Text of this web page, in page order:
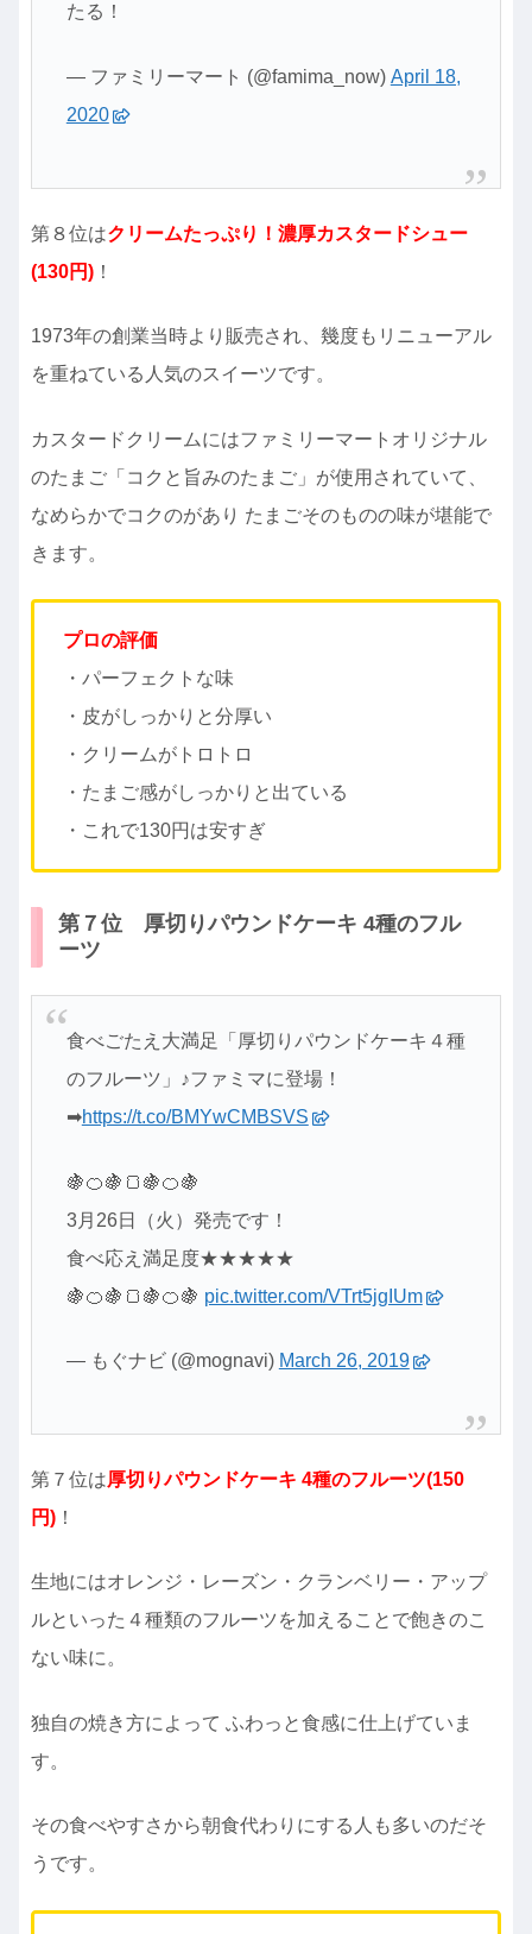
たる！
— ファミリーマート (@famima_now) April 18,
2020
第８位はクリームたっぷり！濃厚カスタードシュー
(130円) ！
1973年の創業当時より販売され、幾度もリニューアル
を重ねている人気のスイーツです。
カスタードクリームにはファミリーマートオリジナル
のたまご「コクと旨みのたまご」が使用されていて、
なめらかでコクのがあり たまごそのものの味が堪能で
きます。
プロの評価
・パーフェクトな味
・皮がしっかりと分厚い
・クリームがトロトロ
・たまご感がしっかりと出ている
・これで130円は安すぎ
第７位 厚切りパウンドケーキ 4種のフル
ーツ
食べごたえ大満足「厚切りパウンドケーキ４種
のフルーツ」♪ファミマに登場！
➡https://t.co/BMYwCMBSVS
🍇🍊🍇🍞🍇🍊🍇
3月26日（火）発売です！
食べ応え満足度★★★★★
🍇🍊🍇🍞🍇🍊🍇 pic.twitter.com/VTrt5jgIUm
— もぐナビ (@mognavi) March 26, 2019
第７位は厚切りパウンドケーキ 4種のフルーツ(150
円) ！
生地にはオレンジ・レーズン・クランベリー・アップ
ルといった４種類のフルーツを加えることで飽きのこ
ない味に。
独自の焼き方によって ふわっと食感に仕上げていま
す。
その食べやすさから朝食代わりにする人も多いのだそ
うです。